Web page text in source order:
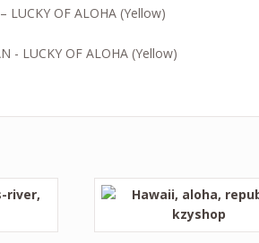
LUCKY OF ALOHA (Yellow)